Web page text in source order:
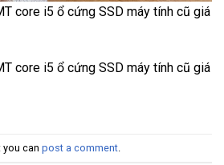
core i5 ổ cứng SSD máy tính cũ giá
core i5 ổ cứng SSD máy tính cũ giá
can post a comment